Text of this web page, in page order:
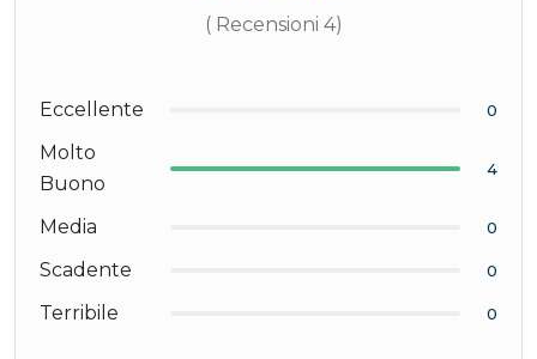
( Recensioni 4)
Eccellente 0
Molto
Buono
4
Media 0
Scadente 0
Terribile 0